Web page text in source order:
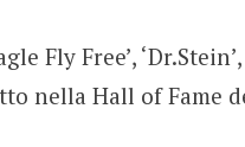
Fly Free’,
nella Hall of Fame